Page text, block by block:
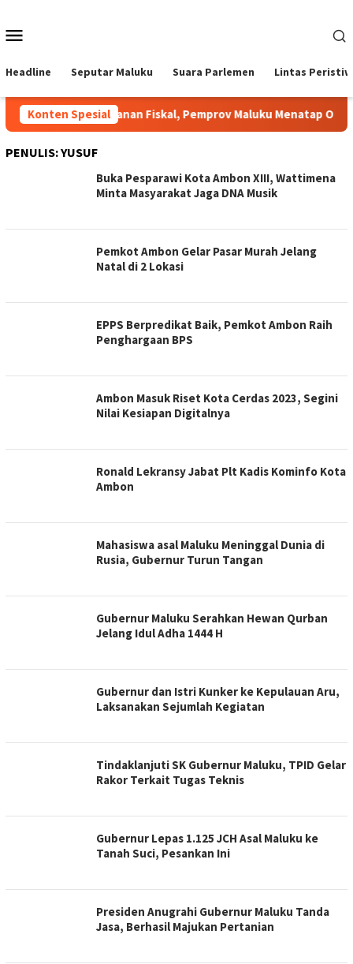
konten
Headline Seputar Maluku Suara Parlemen Lintas
Konten Spesial
Di Tengah Tekanan Fiskal, Pemprov Maluku Menatap
PENULIS:YUSUF
Buka Pesparawi Kota Ambon XIII, Wattimena
Minta Masyarakat Jaga DNA Musik
Pemkot Ambon Gelar Pasar Murah Jelang
Natal di 2 Lokasi
EPPS Berpredikat Baik, Pemkot Ambon Raih
Penghargaan BPS
Ambon Masuk Riset Kota Cerdas 2023, Segini
Nilai Kesiapan Digitalnya
Ronald Lekransy Jabat Plt Kadis Kominfo Kota
Ambon
Mahasiswa asal Maluku Meninggal Dunia di
Rusia, Gubernur Turun Tangan
Gubernur Maluku Serahkan Hewan Qurban
Jelang Idul Adha 1444 H
Gubernur dan Istri Kunker ke Kepulauan Aru,
Laksanakan Sejumlah Kegiatan
Tindaklanjuti SK Gubernur Maluku, TPID Gelar
Rakor Terkait Tugas Teknis
Gubernur Lepas 1.125 JCH Asal Maluku ke
Tanah Suci, Pesankan Ini
Presiden Anugrahi Gubernur Maluku Tanda
Jasa, Berhasil Majukan Pertanian